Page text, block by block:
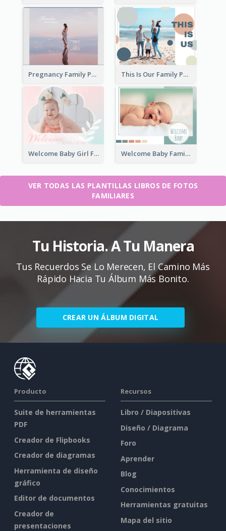
Pregnancy Family Photo Book This Is Our Family Photo Book
Welcome Baby Girl Family Photo Book Welcome Baby Family Photo Book
VER TODAS LAS PLANTILLAS LIBROS DE FOTOS
FAMILIARES
Tu Historia. A Tu Manera
Tus Recuerdos Se Lo Merecen, El Camino Más
Rápido Hacia Tu Álbum Más Bonito.
CREAR UN ÁLBUM DIGITAL
Producto
Suite de herramientas
PDF
Creador de Flipbooks
Creador de diagramas
Herramienta de diseño
gráfico
Editor de documentos
Creador de
presentaciones
Recursos
Libro / Diapositivas
Diseño / Diagrama
Foro
Aprender
Blog
Conocimientos
Herramientas gratuitas
Mapa del sitio